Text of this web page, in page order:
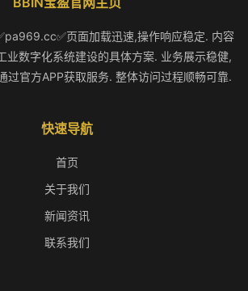
页面加载迅速,操作响应稳定. 内容
业数字化系统建设的具体方案. 业务展示稳健,
过官方APP获取服务. 整体访问过程顺畅可靠.
快速导航
首页
关于我们
新闻资讯
联系我们